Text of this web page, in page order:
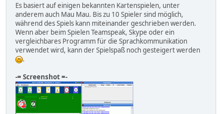
Es basiert auf einigen bekannten Kartenspielen, unter
anderem auch Mau Mau. Bis zu 10 Spieler sind möglich,
während des Spiels kann miteinander geschrieben werden.
Wenn aber beim Spielen Teamspeak, Skype oder ein
vergleichbares Programm für die Sprachkommunikation
verwendet wird, kann der Spielspaß noch gesteigert werden
.
-= Screenshot =-